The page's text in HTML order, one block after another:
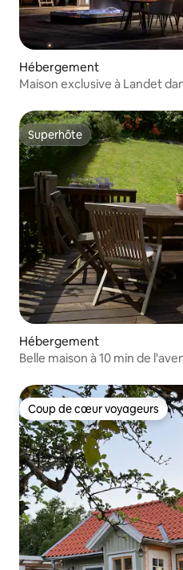
Hébergement
Maison exclusive à Landet
Superhôte
Superhôte
Hébergement
Belle maison à 10 min de
Coup de cœur voyageurs
Coup de cœur voyageurs